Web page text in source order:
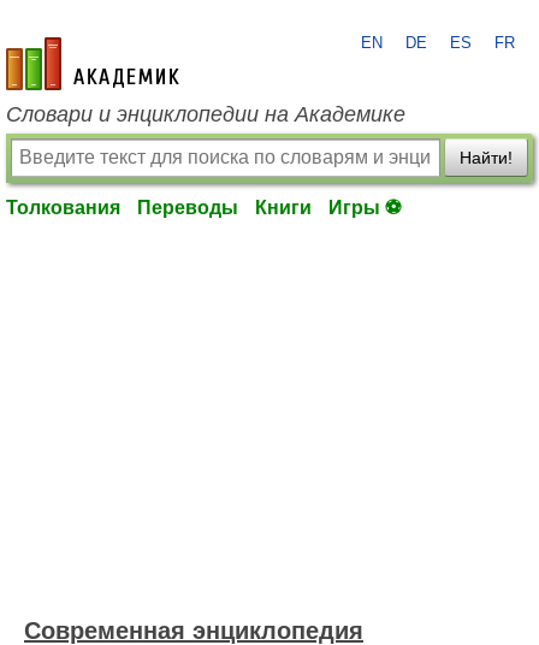
academic.ru
EN DE ES FR
Словари и энциклопедии на Академике
Найти!
Толкования Переводы Книги Игры ⚽
Современная энциклопедия